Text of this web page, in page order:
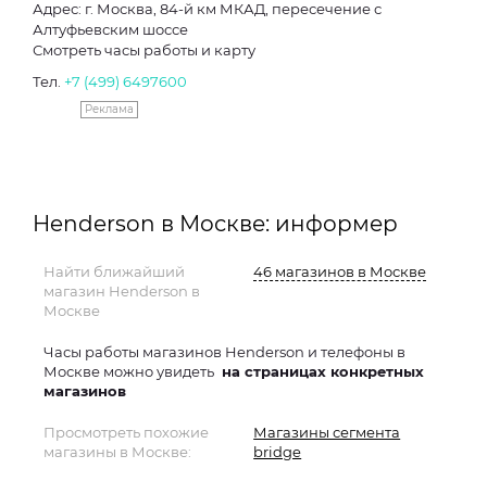
Адрес: г. Москва, 84-й км МКАД, пересечение с
Алтуфьевским шоссе
Смотреть часы работы и карту
Тел. +7 (499) 6497600
Реклама
Henderson в Москве: информер
Найти ближайший
магазин Henderson в
Москве
46 магазинов в Москве
Часы работы магазинов Henderson и телефоны в
Москве можно увидеть на страницах конкретных
магазинов
Просмотреть похожие
магазины в Москве:
Магазины сегмента
bridge